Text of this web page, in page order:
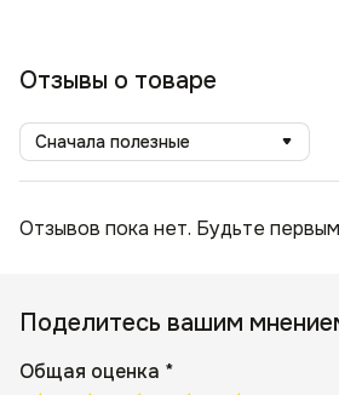
Отзывы о товаре
Сначала полезные
Отзывов пока нет. Будьте
Поделитесь вашим
Общая оценка *